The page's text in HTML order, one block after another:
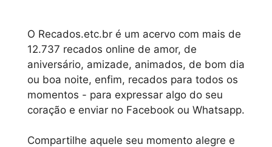
O Recados.etc.br é um acervo com mais de
12.737 recados online de amor, de
aniversário, amizade, animados, de bom dia
ou boa noite, enfim, recados para todos os
momentos - para expressar algo do seu
coração e enviar no Facebook ou Whatsapp.
Compartilhe aquele seu momento alegre e